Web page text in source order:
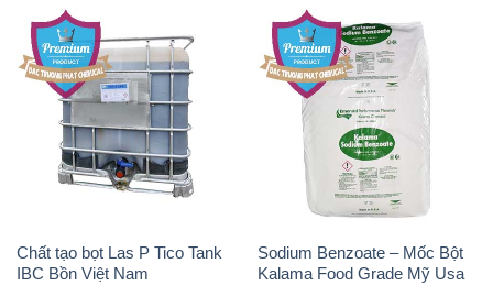
Chất tạo bọt Las P Tico Tank
IBC Bồn Việt Nam
Sodium Benzoate – Mốc Bột
Kalama Food Grade Mỹ Usa